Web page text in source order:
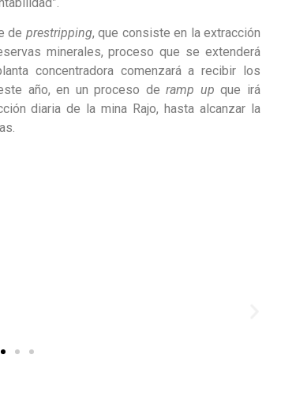
de prestripping, que consiste en la extracción
minerales, proceso que se extenderá
concentradora comenzará a recibir los
año, en un proceso deramp up que irá
diaria de la mina Rajo, hasta alcanzar la